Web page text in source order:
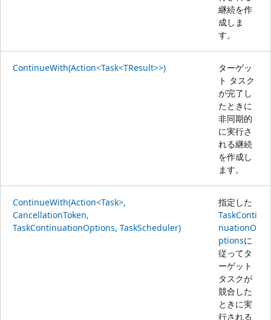
継続を作
成しま
す。
ContinueWith(Action<Task<TResult>>)
ターゲッ
ト タスク
が完了し
たときに
非同期的
に実行さ
れる継続
を作成し
ます。
ContinueWith(Action<Task>,
CancellationToken,
TaskContinuationOptions, TaskScheduler)
指定した
TaskConti
nuationO
ptionsに
従ってタ
ーゲット
タスクが
競合した
ときに実
行される